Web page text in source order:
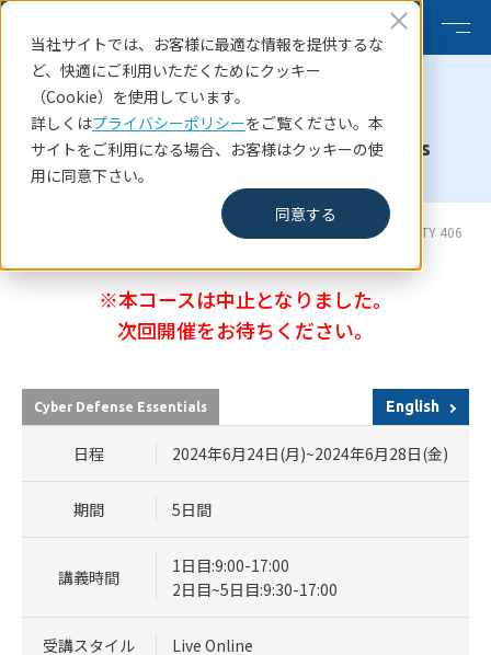
当社サイトでは、お客様に最適な情報を提供するな
ど、快適にご利用いただくためにクッキー
（Cookie）を使用しています。
詳しくはプライバシーポリシーをご覧ください。本
サイトをご利用になる場合、お客様はクッキーの使
用に同意下さい。
同意する
SECURITY 406
Linux Security for InfoSec Professionals
SANS Cyber Defence Japan 2024 SECURITY 406
※本コースは中止となりました。
次回開催をお待ちください。
Cyber Defense Essentials English
日程 2024年6月24日(月)~2024年6月28日(金)
期間 5日間
講義時間
1日目:9:00-17:00
2日目~5日目:9:30-17:00
受講スタイル Live Online